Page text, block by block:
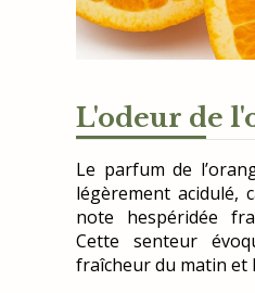
L'odeur de
Le parfum de
légèrement acidulé,
note hespéridée
Cette senteur
fraîcheur du matin et